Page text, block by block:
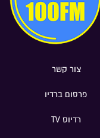
צור קשר
פרסום ברדיו
רדיוס TV